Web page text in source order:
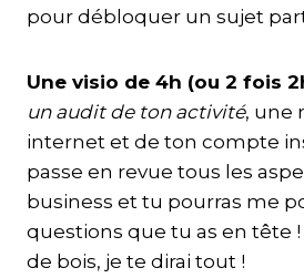
pour débloquer un sujet
Une visio de 4h (ou 2 fois
un audit de ton activité, une
internet et de ton compte
passe en revue tous les
business et tu pourras me
questions que tu as en tête
de bois, je te dirai tout !